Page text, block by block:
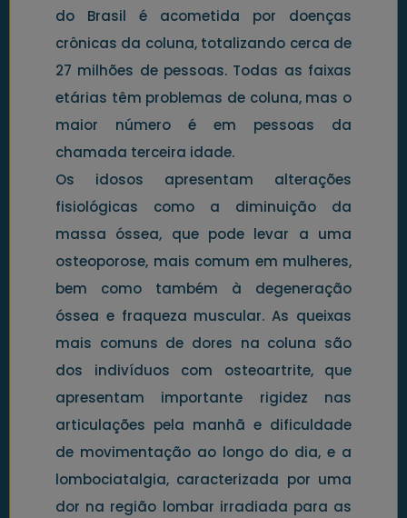
do Brasil é acometida por doenças
crônicas da coluna, totalizando cerca de
27 milhões de pessoas. Todas as faixas
etárias têm problemas de coluna, mas o
maior número é em pessoas da
chamada terceira idade.
Os idosos apresentam alterações
fisiológicas como a diminuição da
massa óssea, que pode levar a uma
osteoporose, mais comum em mulheres,
bem como também à degeneração
óssea e fraqueza muscular. As queixas
mais comuns de dores na coluna são
dos indivíduos com osteoartrite, que
apresentam importante rigidez nas
articulações pela manhã e dificuldade
de movimentação ao longo do dia, e a
lombociatalgia, caracterizada por uma
dor na região lombar irradiada para as